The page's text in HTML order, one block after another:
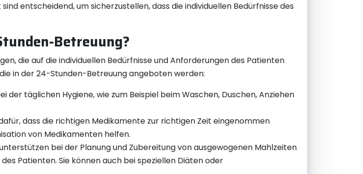
entscheidend, um sicherzustellen, dass die individuellen Bedürfnisse des
Betreuung?
die auf die individuellen Bedürfnisse und Anforderungen des Patienten
in der 24-Stunden-Betreuung angeboten werden:
täglichen Hygiene, wie zum Beispiel beim Waschen, Duschen, Anziehen
dass die richtigen Medikamente zur richtigen Zeit eingenommen
von Medikamenten helfen.
bei der Planung und Zubereitung von ausgewogenen Mahlzeiten
Patienten. Sie können auch bei speziellen Diäten oder